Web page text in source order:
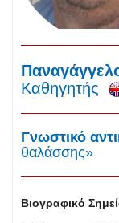
Καθηγητής
Γνωστικό
θαλάσσης»
Βιογραφικό